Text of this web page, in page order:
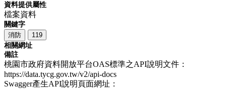
資料提供屬性
檔案資料
關鍵字
消防
119
相關網址
備註
桃園市政府資料開放平台OAS標準之API說明文件：
https://data.tycg.gov.tw/v2/api-docs
Swagger產生API說明頁面網址：